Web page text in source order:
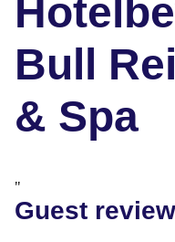
Bull
& Spa
"
Guest